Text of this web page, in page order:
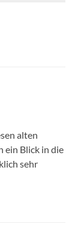
alten
ein Blick in die
sehr